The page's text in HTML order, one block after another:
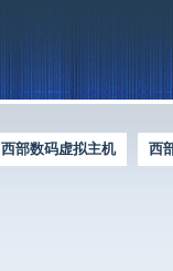
西部数码虚拟主机
西